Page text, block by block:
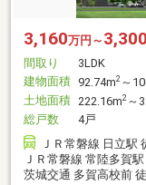
3,160万円～ 3,300
間取り
3LDK
建物面積 92.74m2 ～
土地面積 222.16m2 ～
総戸数
4戸
ＪＲ常磐線 日立駅
ＪＲ常磐線 常陸多賀
茨城交通 多賀高校前